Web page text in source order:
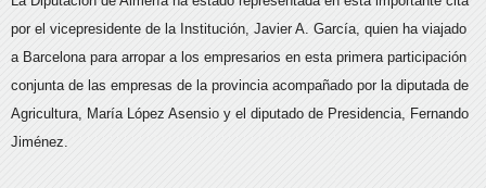
por el vicepresidente de la Institución, Javier A. García, quien ha viajado
a Barcelona para arropar a los empresarios en esta primera participación
conjunta de las empresas de la provincia acompañado por la diputada de
Agricultura, María López Asensio y el diputado de Presidencia, Fernando
Jiménez.